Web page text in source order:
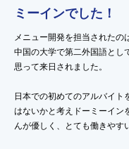
ミーインでした！
メニュー開発を担当されたの
中国の大学で第二外国語とし
思って来日されました。
日本での初めてのアルバイ
はないかと考えドーミーイン
んが優しく、とても働きやす